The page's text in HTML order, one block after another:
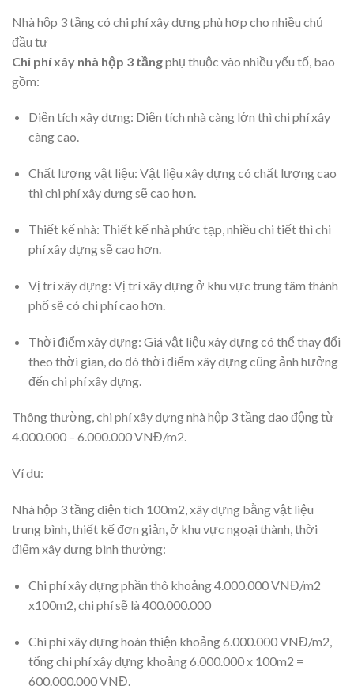
Nhà hộp 3 tầng có chi phí xây dựng phù hợp cho nhiều chủ
đầu tư
Chi phí xây nhà hộp 3 tầngphụ thuộc vào nhiều yếu tố, bao
gồm:
Diện tích xây dựng: Diện tích nhà càng lớn thì chi phí xây
càng cao.
Chất lượng vật liệu: Vật liệu xây dựng có chất lượng cao
thì chi phí xây dựng sẽ cao hơn.
Thiết kế nhà: Thiết kế nhà phức tạp, nhiều chi tiết thì chi
phí xây dựng sẽ cao hơn.
Vị trí xây dựng: Vị trí xây dựng ở khu vực trung tâm thành
phố sẽ có chi phí cao hơn.
Thời điểm xây dựng: Giá vật liệu xây dựng có thể thay đổi
theo thời gian, do đó thời điểm xây dựng cũng ảnh hưởng
đến chi phí xây dựng.
Thông thường, chi phí xây dựng nhà hộp 3 tầng dao động từ
4.000.000 – 6.000.000 VNĐ/m2.
Ví dụ:
Nhà hộp 3 tầng diện tích 100m2, xây dựng bằng vật liệu
trung bình, thiết kế đơn giản, ở khu vực ngoại thành, thời
điểm xây dựng bình thường:
Chi phí xây dựng phần thô khoảng 4.000.000 VNĐ/m2
x100m2, chi phí sẽ là 400.000.000
Chi phí xây dựng hoàn thiện khoảng 6.000.000 VNĐ/m2,
tổng chi phí xây dựng khoảng 6.000.000 x 100m2 =
600.000.000 VNĐ.